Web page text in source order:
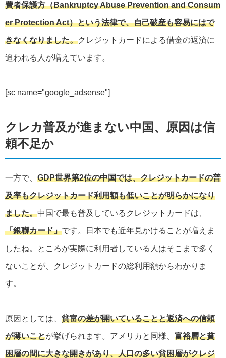
費者保護方（Bankruptcy Abuse Prevention and Consum
er Protection Act）という法律で、自己破産も容易にはで
きなくなりました。クレジットカードによる借金の返済に
追われる人が増えています。
[sc name="google_adsense"]
クレカ普及が進まない中国、原因は信
頼不足か
一方で、 GDP世界第2位の中国では、クレジットカードの普
及率もクレジットカード利用額も低いことが明らかになり
ました。中国で最も普及しているクレジットカードは、
「銀聯カード」です。日本でも近年見かけることが増えま
したね。ところが実際に利用者している人はそこまで多く
ないことが、クレジットカードの総利用額からわかりま
す。
原因としては、 貧富の差が開いていることと返済への信頼
が薄いことが挙げられます。アメリカと同様、 富裕層と貧
困層の間に大きな開きがあり、人口の多い貧困層がクレジ